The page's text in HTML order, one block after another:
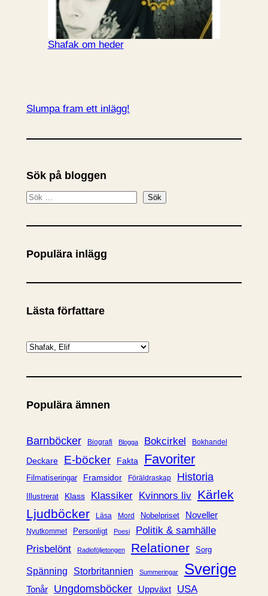
Shafak om heder
Slumpa fram ett inlägg!
Sök på bloggen
S
k
Sök
Populära inlägg
Lästa författare
K
t
g
r
i
Populära ämnen
Barnböcker Biografi Blogga Bokcirkel Bokhandel
Deckare E-böcker Fakta Favoriter
Filmatiseringar Framsidor Föräldraskap Historia
Illustrerat Klass Klassiker Kvinnors liv Kärlek
Ljudböcker
Läsa Mord Nobelpriset Noveller
Nyutkommet Personligt Poesi
Politik & samhälle
Prisbelönt
Radioföljetongen Relationer Sorg
Spänning Storbritannien Summeringar Sverige
Tonår Ungdomsböcker Uppväxt USA